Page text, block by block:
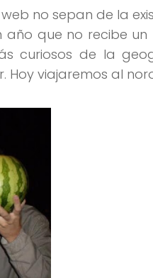
no sepan de la
que no recibe un
curiosos de la
. Hoy viajaremos al